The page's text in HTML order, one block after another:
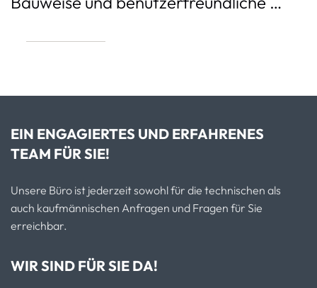
EIN ENGAGIERTES UND ERFAHRENES
TEAM FÜR SIE!
Unsere Büro ist jederzeit sowohl für die technischen als
auch kaufmännischen Anfragen und Fragen für Sie
erreichbar.
WIR SIND FÜR SIE DA!